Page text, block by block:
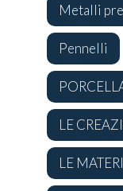
Metalli
Pennelli
LE
LE